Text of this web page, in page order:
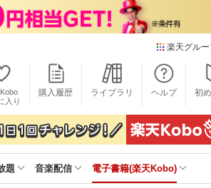
楽天グル
本/
楽天
電
楽天
雑
楽天
入り
購入履歴 ライブラリ ヘルプ 初
題 音楽配信 電子書籍(楽天Kobo)